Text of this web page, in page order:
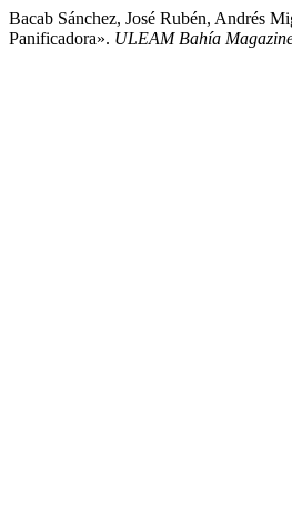
Bacab Sánchez, José Rubén, Andrés
Panificadora». ULEAM Bahía